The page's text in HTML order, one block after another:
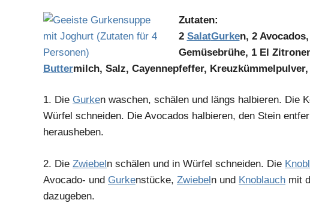
Zutaten:
2 SalatGurken, 2
Gemüsebrühe, 1 El
Buttermilch, Salz, Cayennepfeffer,
1. Die Gurken waschen, schälen und längs halbieren. Die
Würfel schneiden. Die Avocados halbieren, den Stein
herausheben.
2. Die Zwiebeln schälen und in Würfel schneiden. Die
Avocado- und Gurkenstücke, Zwiebeln und Knoblauch mit
dazugeben.